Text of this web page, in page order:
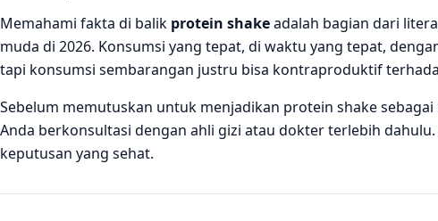
Memahami fakta di balik protein shakeadalah bagian dari
muda di 2026. Konsumsi yang tepat, di waktu yang tepat,
tapi konsumsi sembarangan justru bisa kontraproduktif
Sebelum memutuskan untuk menjadikan protein shake
Anda berkonsultasi dengan ahli gizi atau dokter terlebih
keputusan yang sehat.